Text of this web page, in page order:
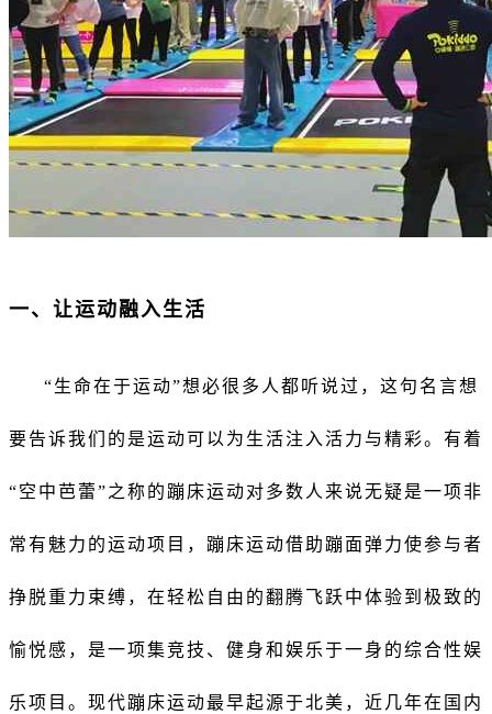
一、 让运动融入生活
“生命在于运动”想必很多人都听说过，这句名言想
要告诉我们的是运动可以为生活注入活力与精彩。有着
“空中芭蕾”之称的蹦床运动对多数人来说无疑是一项非
常有魅力的运动项目，蹦床运动借助蹦面弹力使参与者
挣脱重力束缚，在轻松自由的翻腾飞跃中体验到极致的
愉悦感，是一项集竞技、健身和娱乐于一身的综合性娱
乐项目。现代蹦床运动最早起源于北美，近几年在国内